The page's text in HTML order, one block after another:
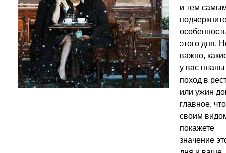
и тем
этого дня.
важно,
у вас
поход в
или ужин
главное,
своим
покажете
значение